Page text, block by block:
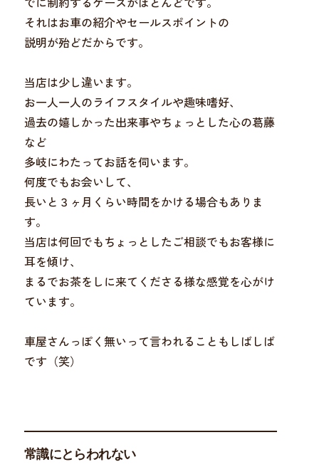
それはお車の紹介やセールスポイントの
説明が殆どだからです。
当店は少し違います。
お一人一人のライフスタイルや趣味嗜好、
過去の嬉しかった出来事やちょっとした心の葛藤
など
多岐にわたってお話を伺います。
何度でもお会いして、
長いと３ヶ月くらい時間をかける場合もありま
す。
当店は何回でもちょっとしたご相談でもお客様に
耳を傾け、
まるでお茶をしに来てくださる様な感覚を心がけ
ています。
車屋さんっぽく無いって言われることもしばしば
です（笑）
常識にとらわれない